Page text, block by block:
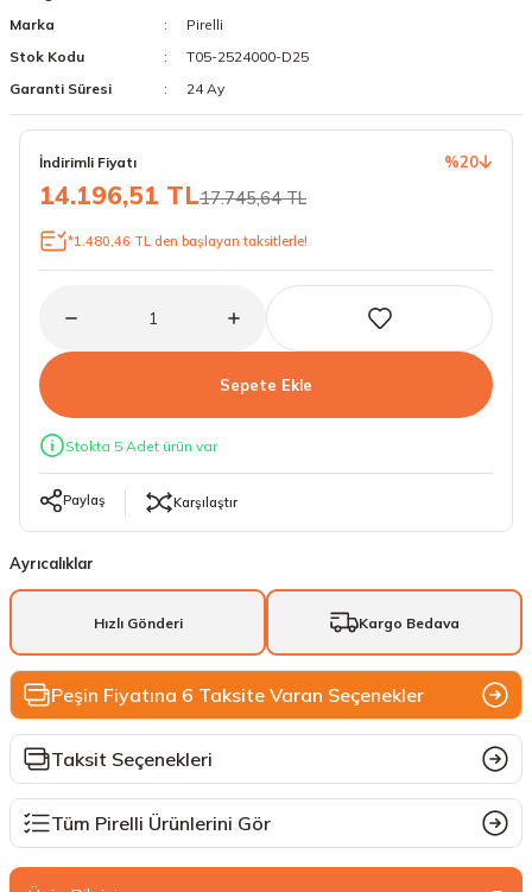
21 Lastikler
24 Lastikler
Marka
Pirelli
Stok Kodu
T05-2524000-D25
Garanti Süresi
24 Ay
İndirimli Fiyatı %20
14.196,51 TL17.745,64 TL
*1.480,46 TL den başlayan taksitlerle!
Sepete Ekle
Stokta 5 Adet ürün var
Paylaş Karşılaştır
Ayrıcalıklar
Hızlı Gönderi Kargo Bedava
Peşin Fiyatına 6 Taksite Varan Seçenekler
Taksit Seçenekleri
Tüm Pirelli Ürünlerini Gör